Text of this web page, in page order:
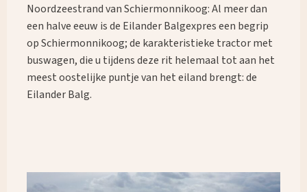
Noordzeestrand van Schiermonnikoog: Al meer dan
een halve eeuw is de Eilander Balgexpres een begrip
op Schiermonnikoog; de karakteristieke tractor met
buswagen, die u tijdens deze rit helemaal tot aan het
meest oostelijke puntje van het eiland brengt: de
Eilander Balg.